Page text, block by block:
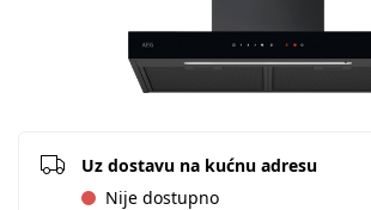
Uz dostavu na kućnu adresu
Nije dostupno